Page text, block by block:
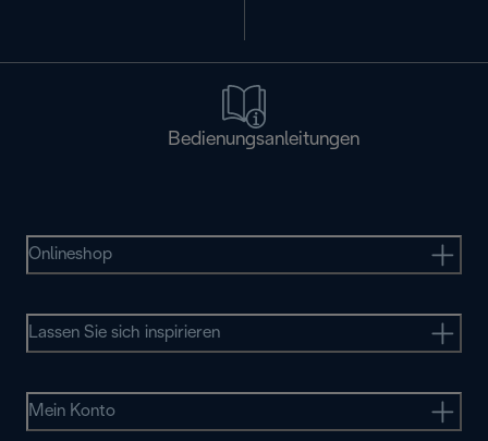
Bedienungsanleitungen
Onlineshop
Lassen Sie sich inspirieren
Mein Konto